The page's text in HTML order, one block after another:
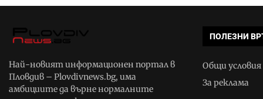
Най-новият информационен портал в
Пловдив – Plovdivnews.bg, има
амбициите да върне нормалните
ПОЛЕЗНИ
Общи условия
За реклама